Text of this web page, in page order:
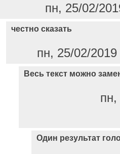
пн, 25/02/
честно сказать
пн, 25/02/
Весь текст можно
Один результат